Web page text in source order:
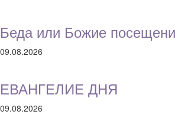
Беда или Божие
09.08.2026
ЕВАНГЕЛИЕ ДНЯ
09.08.2026